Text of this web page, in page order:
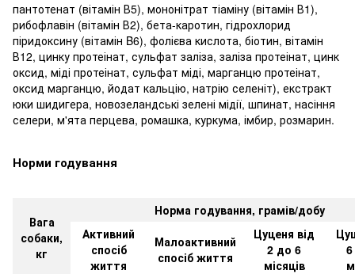
пантотенат (вітамін В5), мононітрат тіаміну (вітамін В1),
рибофлавін (вітамін В2), бета-каротин, гідрохлорид
піридоксину (вітамін B6), фолієва кислота, біотин, вітамін
В12, цинку протеінат, сульфат заліза, заліза протеінат, цинк
оксид, міді протеінат, сульфат міді, марганцю протеінат,
оксид марганцю, йодат кальцію, натрію селеніт), екстракт
юки шидигера, новозеландські зелені мідії, шпинат, насіння
селери, м'ята перцева, ромашка, куркума, імбир, розмарин.
Норми годування
Вага
собаки,
кг
Норма годування, грамів/добу
Активний
спосіб
життя
Малоактивний
спосіб життя
Цуценя від
2 до 6
місяців